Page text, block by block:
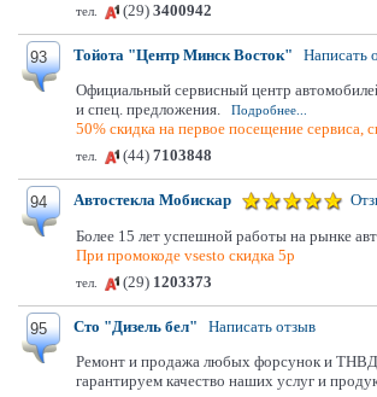
тел. (29) 3400942
93 Тойота "Центр Минск Восток" Написать
Официальный сервисный центр
и спец. предложения.
Подробнее...
50% скидка на первое посещение
тел. (44) 7103848
94 Автостекла Мобискар
Более 15 лет успешной работы на рынке
При промокоде vsesto скидка 5р
тел. (29) 1203373
95 Сто "Дизель бел" Написать отзыв
Ремонт и продажа любых форсунок и
гарантируем качество наших услуг и